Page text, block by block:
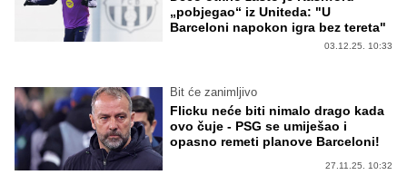
„pobjegao“ iz Uniteda: "U
Barceloni napokon igra bez tereta"
03.12.25. 10:33
Bit će zanimljivo
Flicku neće biti nimalo drago kada
ovo čuje - PSG se umiješao i
opasno remeti planove Barceloni!
27.11.25. 10:32